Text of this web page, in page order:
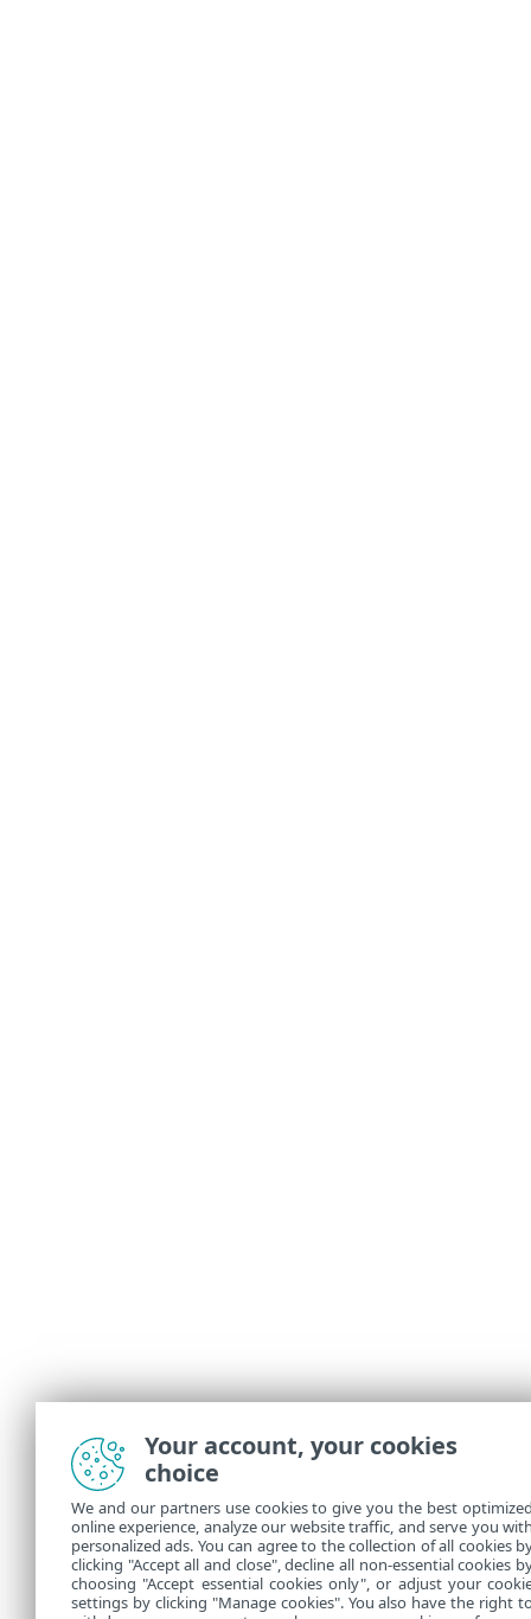
Your account, your cookies
choice
We and our partners use cookies to give you the best
online experience, analyze our website traffic, and serve you
personalized ads. You can agree to the collection of all cookies
clicking "Accept all and close", decline all non-essential cookies
choosing "Accept essential cookies only", or adjust your
settings by clicking "Manage cookies". You also have the right